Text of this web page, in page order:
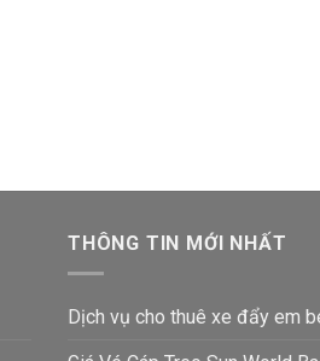
THÔNG TIN MỚI NHẤT
Dịch vụ cho thuê xe đẩy em